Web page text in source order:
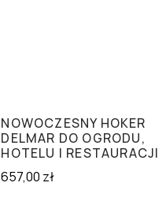
NOWOCZESNY HOKER
DELMAR DO OGRODU,
HOTELU I RESTAURACJI
657,00 zł